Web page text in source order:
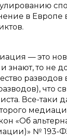
в Европе
— это
и знают, то
разводов
что
Все-таки
«Об
№ 193-